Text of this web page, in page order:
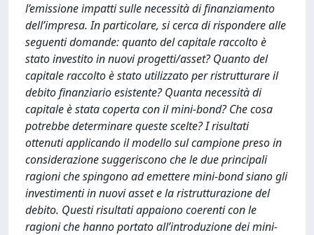
l’emissione impatti sulle necessità di finanziamento
dell’impresa. In particolare, si cerca di rispondere alle
seguenti domande: quanto del capitale raccolto è
stato investito in nuovi progetti/asset? Quanto del
capitale raccolto è stato utilizzato per ristrutturare il
debito finanziario esistente? Quanta necessità di
capitale è stata coperta con il mini-bond? Che cosa
potrebbe determinare queste scelte? I risultati
ottenuti applicando il modello sul campione preso in
considerazione suggeriscono che le due principali
ragioni che spingono ad emettere mini-bond siano gli
investimenti in nuovi asset e la ristrutturazione del
debito. Questi risultati appaiono coerenti con le
ragioni che hanno portato all’introduzione dei mini-